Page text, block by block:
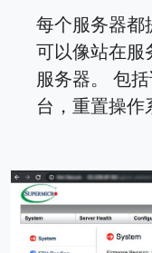
每个服务器都
可以像站在服
服务器。 包
台，重置操作